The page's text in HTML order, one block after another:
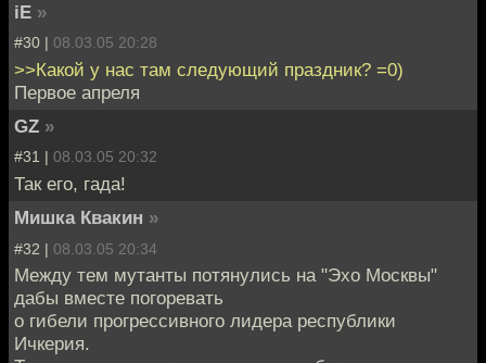
iE »
#30 | 08.03.05 20:28
>>Какой у нас там следующий праздник? =0)
Первое апреля
GZ »
#31 | 08.03.05 20:32
Так его, гада!
Мишка Квакин »
#32 | 08.03.05 20:34
Между тем мутанты потянулись на "Эхо Москвы"
дабы вместе погоревать
о гибели прогрессивного лидера республики
Ичкерия.